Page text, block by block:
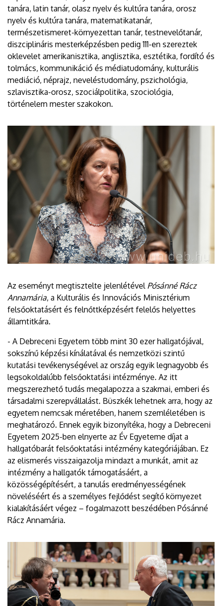
tanára, latin tanár, olasz nyelv és kultúra tanára, orosz
nyelv és kultúra tanára, matematikatanár,
természetismeret-környezettan tanár, testnevelőtanár,
diszciplináris mesterképzésben pedig 111-en szereztek
oklevelet amerikanisztika, anglisztika, esztétika, fordító és
tolmács, kommunikáció és médiatudomány, kulturális
mediáció, néprajz, neveléstudomány, pszichológia,
szlavisztika-orosz, szociálpolitika, szociológia,
történelem mester szakokon.
Az eseményt megtisztelte jelenlétével Pósánné Rácz
Annamária, a Kulturális és Innovációs Minisztérium
felsőoktatásért és felnőttképzésért felelős helyettes
államtitkára.
- A Debreceni Egyetem több mint 30 ezer hallgatójával,
sokszínű képzési kínálatával és nemzetközi szintű
kutatási tevékenységével az ország egyik legnagyobb és
legsokoldalúbb felsőoktatási intézménye. Az itt
megszerezhető tudás megalapozza a szakmai, emberi és
társadalmi szerepvállalást. Büszkék lehetnek arra, hogy az
egyetem nemcsak méretében, hanem szemléletében is
meghatározó. Ennek egyik bizonyítéka, hogy a Debreceni
Egyetem 2025-ben elnyerte az Év Egyeteme díjat a
hallgatóbarát felsőoktatási intézmény kategóriájában. Ez
az elismerés visszaigazolja mindazt a munkát, amit az
intézmény a hallgatók támogatásáért, a
közösségépítésért, a tanulás eredményességének
növeléséért és a személyes fejlődést segítő környezet
kialakításáért végez – fogalmazott beszédében Pósánné
Rácz Annamária.